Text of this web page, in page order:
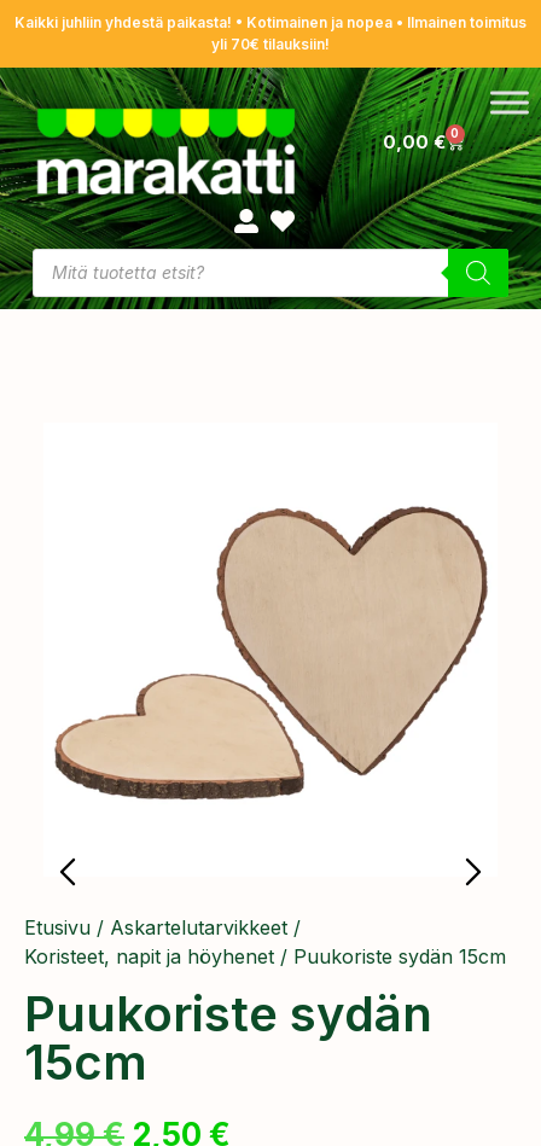
Kaikki juhliin yhdestä paikasta! • Kotimainen ja nopea • Ilmainen toimitus
yli 70€ tilauksiin!
0,00€ 0
Etusivu / Askartelutarvikkeet /
Koristeet, napit ja höyhenet / Puukoriste sydän 15cm
Puukoriste sydän
15cm
4,99€ 2,50 €